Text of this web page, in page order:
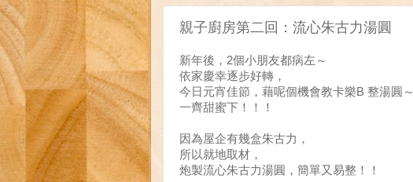
親子廚房第二回：流心朱古力湯圓
新年後，2個小朋友都病左～
依家慶幸逐步好轉，
今日元宵佳節，藉呢個機會教卡樂B 整湯圓～
一齊甜蜜下！！！
因為屋企有幾盒朱古力，
所以就地取材，
炮製流心朱古力湯圓，簡單又易整！！